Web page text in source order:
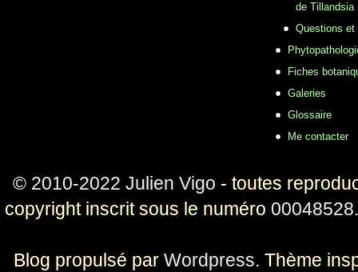
de Tillandsia
Questions et
Fiches
Galeries
Glossaire
Me contacter
© 2010-2022 Julien Vigo - toutes
copyright inscrit sous le numéro 00048528
Blog propulsé par Wordpress. Thème